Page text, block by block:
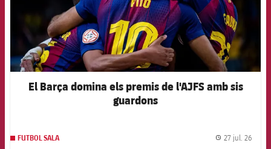
El Barça domina els premis de l'AJFS amb sis
guardons
FUTBOL SALA 27 jul. 26